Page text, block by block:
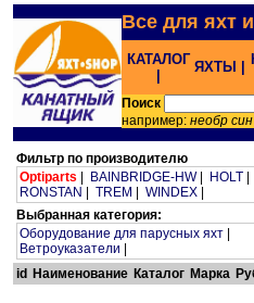
Все для яхт
КАТАЛОГ ЯХТЫ |
Поиск
например: необр
Фильтр по производителю
Optiparts
BAINBRIDGE-HW| HOLT
RONSTAN
TREM WINDEX
Выбранная категория:
Оборудование для парусных яхт
Ветроуказатели
id
Наименование Каталог Марка